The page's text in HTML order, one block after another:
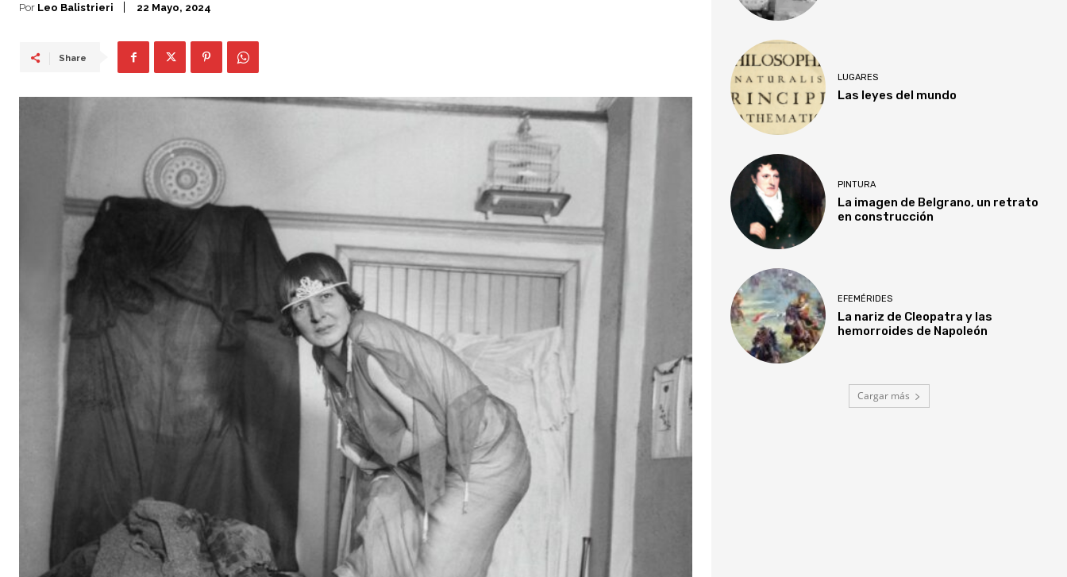
Por Leo Balistrieri 22 Mayo, 2024
Share
LUGARES
Las leyes del mundo
PINTURA
La imagen de Belgrano, un retrato
en construcción
EFEMÉRIDES
La nariz de Cleopatra y las
hemorroides de Napoleón
Cargar más